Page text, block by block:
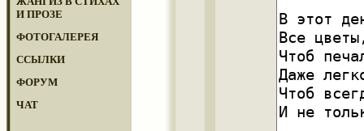
И ПРОЗЕ
ФОТОГАЛЕРЕЯ
ССЫЛКИ
ФОРУМ
ЧАТ